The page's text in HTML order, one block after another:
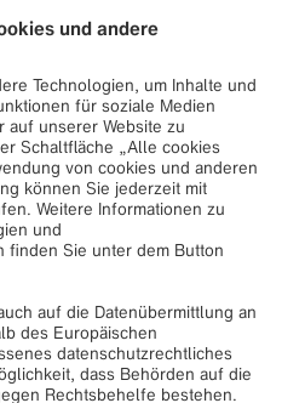
den Bereichen der
Radiochirurgie,
und der digitalen
von Informationen
im OP. Mit Brainlab
Behandlungen im
in weiteren
Fachdisziplinen wie der
Unfallchirurgie, HNO-,
ermöglicht.
Mitarbeiter an 19
mit mehr als 9.000